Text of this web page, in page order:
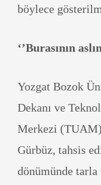
böylece
‘’Burasının
Yozgat Bozok
Dekanı ve
Merkezi
Gürbüz, tahsis
dönümünde